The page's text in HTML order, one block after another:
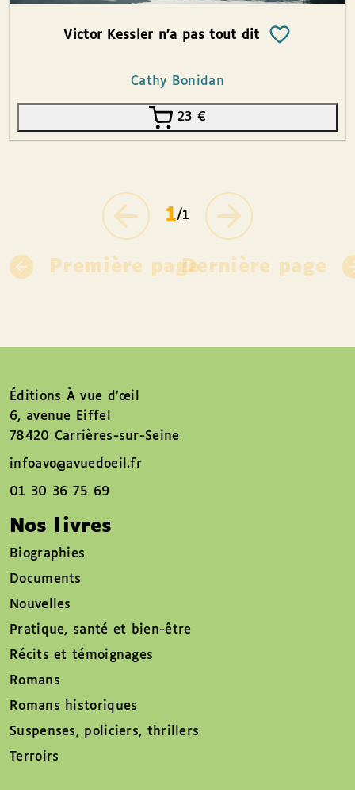
Victor Kessler n’a pas tout dit
Cathy Bonidan
23 €
Première page
1/1
Dernière page
Éditions À vue d’œil
6, avenue Eiffel
78420 Carrières-sur-Seine
infoavo@avuedoeil.fr
01 30 36 75 69
Nos livres
Biographies
Documents
Nouvelles
Pratique, santé et bien-être
Récits et témoignages
Romans
Romans historiques
Suspenses, policiers, thrillers
Terroirs